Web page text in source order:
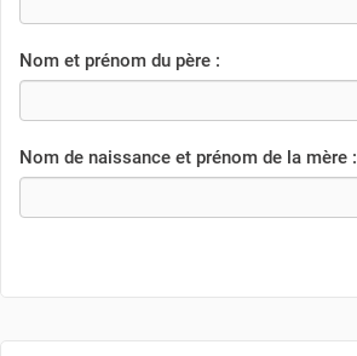
Nom et prénom du père :
Nom de naissance et prénom de la mère :